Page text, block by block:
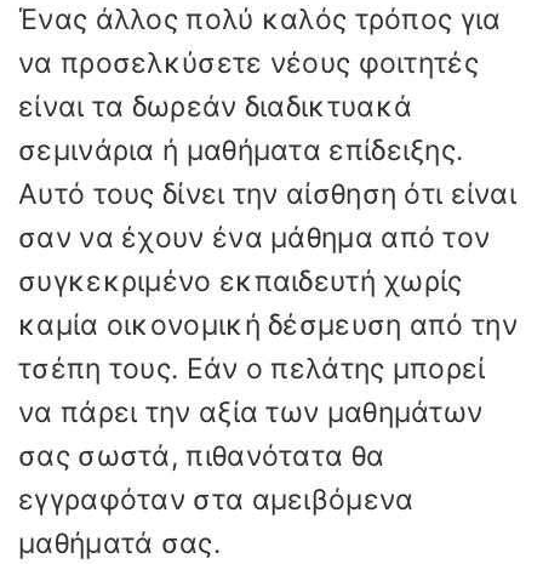
Ένας άλλος πολύ καλός τρόπος για
να προσελκύσετε νέους φοιτητές
είναι τα δωρεάν διαδικτυακά
σεμινάρια ή μαθήματα επίδειξης.
Αυτό τους δίνει την αίσθηση ότι είναι
σαν να έχουν ένα μάθημα από τον
συγκεκριμένο εκπαιδευτή χωρίς
καμία οικονομική δέσμευση από την
τσέπη τους. Εάν ο πελάτης μπορεί
να πάρει την αξία των μαθημάτων
σας σωστά, πιθανότατα θα
εγγραφόταν στα αμειβόμενα
μαθήματά σας.